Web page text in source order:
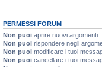
PERMESSI FORUM
Non puoi aprire nuovi argomenti
Non puoi rispondere negli
Non puoi modificare i tuoi
Non puoi cancellare i tuoi